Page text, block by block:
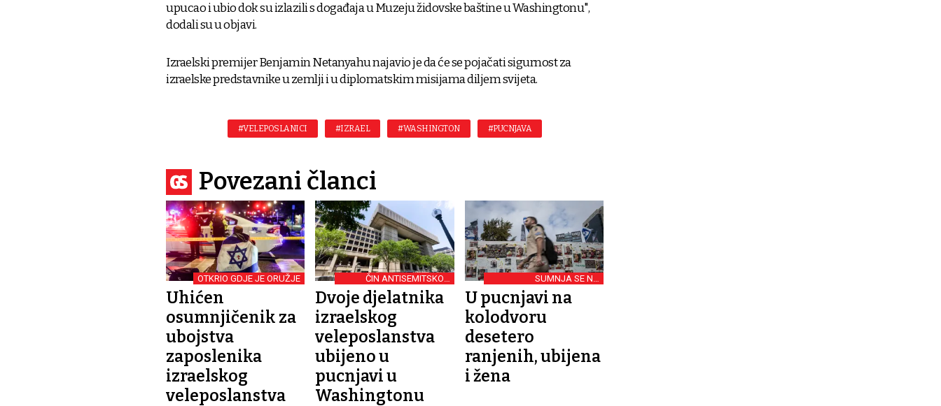
upucao i ubio dok su izlazili s događaja u Muzeju židovske baštine u Washingtonu",
dodali su u objavi.
Izraelski premijer Benjamin Netanyahu najavio je da će se pojačati sigurnost za
izraelske predstavnike u zemlji i u diplomatskim misijama diljem svijeta.
#VELEPOSLANICI #IZRAEL #WASHINGTON #PUCNJAVA
Povezani članci
OTKRIO GDJE JE ORUŽJE
Uhićen
osumnjičenik za
ubojstva
zaposlenika
izraelskog
veleposlanstva
ČIN ANTISEMITSKOG
TERORIZMA
Dvoje djelatnika
izraelskog
veleposlanstva
ubijeno u
pucnjavi u
Washingtonu
SUMNJA SE NA
TERORIZAM
U pucnjavi na
kolodvoru
desetero
ranjenih, ubijena
i žena